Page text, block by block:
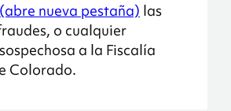
nueva pestaña) las
o cualquier
a la Fiscalía
Colorado.